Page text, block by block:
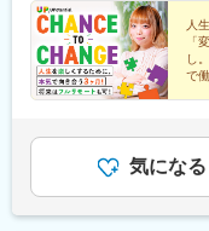
駅、小田急相模原
華街駅、麹町駅、
東久留米駅、京王
駅、淡路町駅、京
駅、高幡不動駅、
駅、久喜駅、宮崎
駅、伊勢原駅、青
条駅、狛江駅、馬
八千代台駅、南町
町駅、国分寺駅、
糸町駅、二子玉川
(東京都)、九段下
橋駅(東京都)、田
西口駅、東池袋駅
町駅(東京都)、代
大崎広小路駅、代
人
「
し
で
気になる